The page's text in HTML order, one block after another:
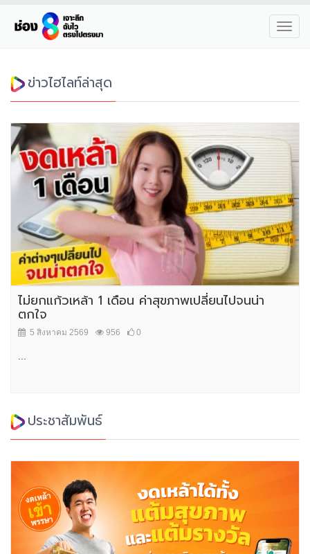
ข่าวไฮไลท์ล่าสุด
ไม่ยกแก้วเหล้า 1 เดือน ค่าสุขภาพเปลี่ยนไปจนน่า
ตกใจ
5 สิงหาคม 2569 956 0
ประชาสัมพันธ์